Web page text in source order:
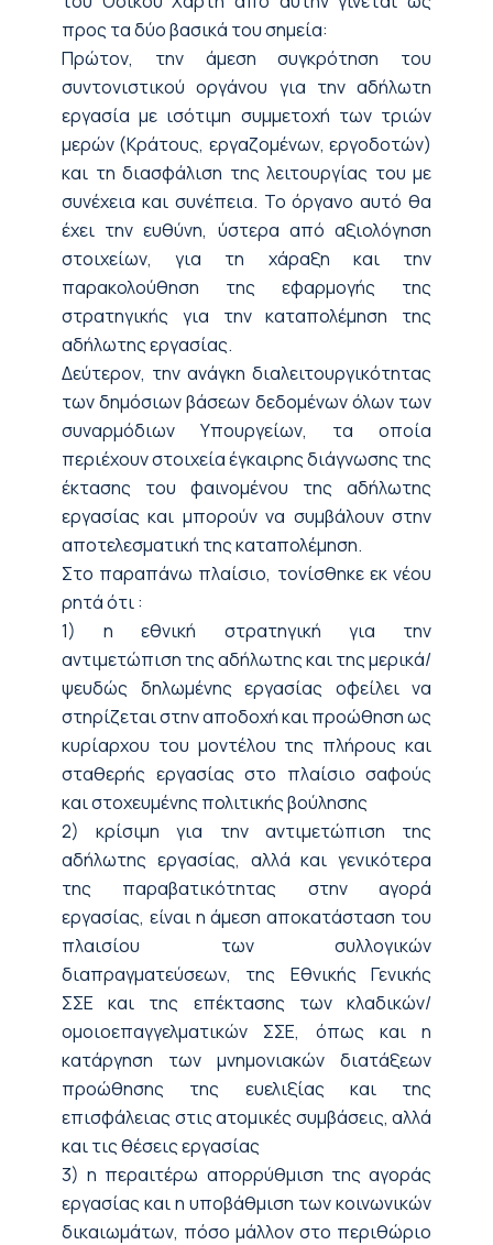
προς τα δύο βασικά του σημεία:
Πρώτον, την άμεση συγκρότηση του
συντονιστικού οργάνου για την αδήλωτη
εργασία με ισότιμη συμμετοχή των τριών
μερών (Κράτους, εργαζομένων, εργοδοτών)
και τη διασφάλιση της λειτουργίας του με
συνέχεια και συνέπεια. Το όργανο αυτό θα
έχει την ευθύνη, ύστερα από αξιολόγηση
στοιχείων, για τη χάραξη και την
παρακολούθηση της εφαρμογής της
στρατηγικής για την καταπολέμηση της
αδήλωτης εργασίας.
Δεύτερον, την ανάγκη διαλειτουργικότητας
των δημόσιων βάσεων δεδομένων όλων των
συναρμόδιων Υπουργείων, τα οποία
περιέχουν στοιχεία έγκαιρης διάγνωσης της
έκτασης του φαινομένου της αδήλωτης
εργασίας και μπορούν να συμβάλουν στην
αποτελεσματική της καταπολέμηση.
Στο παραπάνω πλαίσιο, τονίσθηκε εκ νέου
ρητά ότι :
1) η εθνική στρατηγική για την
αντιμετώπιση της αδήλωτης και της μερικά/
ψευδώς δηλωμένης εργασίας οφείλει να
στηρίζεται στην αποδοχή και προώθηση ως
κυρίαρχου του μοντέλου της πλήρους και
σταθερής εργασίας στο πλαίσιο σαφούς
και στοχευμένης πολιτικής βούλησης
2) κρίσιμη για την αντιμετώπιση της
αδήλωτης εργασίας, αλλά και γενικότερα
της παραβατικότητας στην αγορά
εργασίας, είναι η άμεση αποκατάσταση του
πλαισίου των συλλογικών
διαπραγματεύσεων, της Εθνικής Γενικής
ΣΣΕ και της επέκτασης των κλαδικών/
ομοιοεπαγγελματικών ΣΣΕ, όπως και η
κατάργηση των μνημονιακών διατάξεων
προώθησης της ευελιξίας και της
επισφάλειας στις ατομικές συμβάσεις, αλλά
και τις θέσεις εργασίας
3) η περαιτέρω απορρύθμιση της αγοράς
εργασίας και η υποβάθμιση των κοινωνικών
δικαιωμάτων, πόσο μάλλον στο περιθώριο